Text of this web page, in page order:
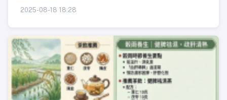
2025-08-18 18:28